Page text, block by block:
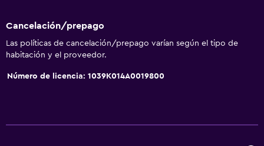
Cancelación/prepago
Las políticas de cancelación/prepago varían según el tipo de
habitación y el proveedor.
Número de licencia: 1039K014A0019800